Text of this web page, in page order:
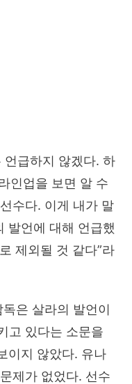
언급하지 않겠다. 하
인업을 보면 알 수
수다. 이게 내가 말
발언에 대해 언급했
제외될 것 같다”라
은 살라의 발언이
고 있다는 소문을
이지 않았다. 유나
제가 없었다. 선수